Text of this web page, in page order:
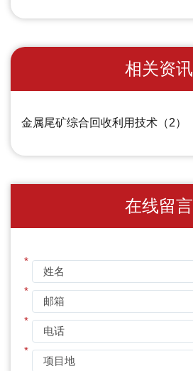
相关资讯
金属尾矿综合回收利用技术（2）
在线留言
*
*
*
*